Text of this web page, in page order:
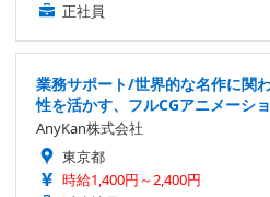
正社員
業務サポート/世界的な名作に関
性を活かす、フルCGアニメーシ
AnyKan株式会社
東京都
時給1,400円～2,400円